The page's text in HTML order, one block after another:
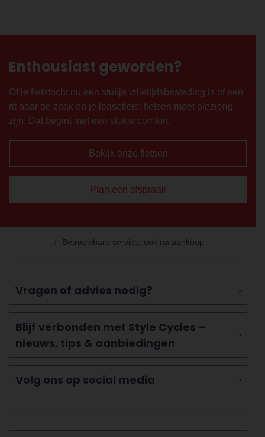
Enthousiast geworden?
Of je fietstocht nu een stukje vrijetijdsbesteding is of een
rit naar de zaak op je leasefiets: fietsen moet plezierig
zijn. Dat begint met een stukje comfort.
Bekijk onze fietsen
Plan een afspraak
Betrouwbare service, ook na aankoop
Vragen of advies nodig?
Blijf verbonden met Style Cycles –
nieuws, tips & aanbiedingen
Volg ons op social media